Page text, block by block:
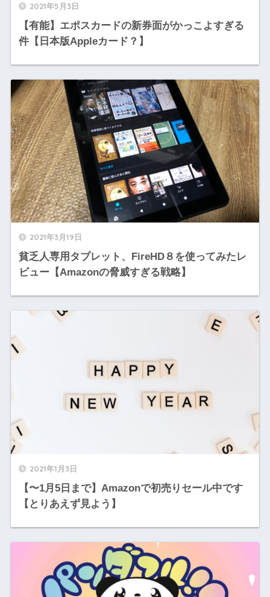
2021年5月3日
【有能】エポスカードの新券面がかっこよすぎる
件【日本版Appleカード？】
2021年3月19日
貧乏人専用タブレット、FireHD８を使ってみたレ
ビュー【Amazonの脅威すぎる戦略】
2021年1月3日
【〜1月5日まで】Amazonで初売りセール中です
【とりあえず見よう】